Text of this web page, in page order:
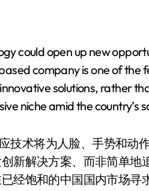
could open up new
company is one of
solutions, rather
niche amid the
技术将为人脸、手势和动
新解决方案、而非简单
经饱和的中国国内市场寻